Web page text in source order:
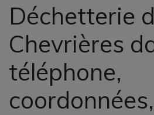
Déchetterie
Chevrières
téléphone,